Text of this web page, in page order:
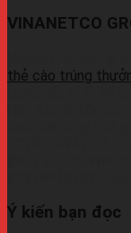
VINANETCO
thẻ cào trúng
Ý kiến bạn đọc